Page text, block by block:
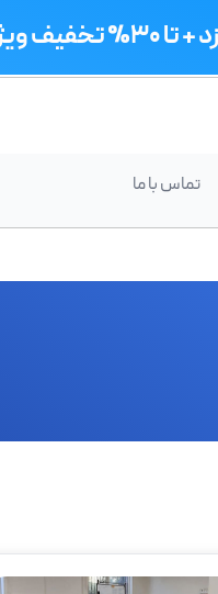
تماس با ما